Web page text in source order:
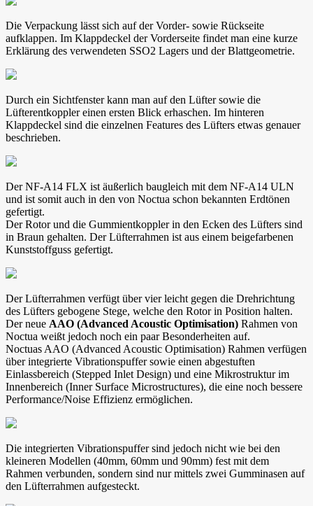
Die Verpackung lässt sich auf der Vorder- sowie Rückseite
aufklappen. Im Klappdeckel der Vorderseite findet man eine kurze
Erklärung des verwendeten SSO2 Lagers und der Blattgeometrie.
Durch ein Sichtfenster kann man auf den Lüfter sowie die
Lüfterentkoppler einen ersten Blick erhaschen. Im hinteren
Klappdeckel sind die einzelnen Features des Lüfters etwas genauer
beschrieben.
Der NF-A14 FLX ist äußerlich baugleich mit dem NF-A14 ULN
und ist somit auch in den von Noctua schon bekannten Erdtönen
gefertigt.
Der Rotor und die Gummientkoppler in den Ecken des Lüfters sind
in Braun gehalten. Der Lüfterrahmen ist aus einem beigefarbenen
Kunststoffguss gefertigt.
Der Lüfterrahmen verfügt über vier leicht gegen die Drehrichtung
des Lüfters gebogene Stege, welche den Rotor in Position halten.
Der neue AAO (Advanced Acoustic Optimisation) Rahmen von
Noctua weißt jedoch noch ein paar Besonderheiten auf.
Noctuas AAO (Advanced Acoustic Optimisation) Rahmen verfügen
über integrierte Vibrationspuffer sowie einen abgestuften
Einlassbereich (Stepped Inlet Design) und eine Mikrostruktur im
Innenbereich (Inner Surface Microstructures), die eine noch bessere
Performance/Noise Effizienz ermöglichen.
Die integrierten Vibrationspuffer sind jedoch nicht wie bei den
kleineren Modellen (40mm, 60mm und 90mm) fest mit dem
Rahmen verbunden, sondern sind nur mittels zwei Gumminasen auf
den Lüfterrahmen aufgesteckt.